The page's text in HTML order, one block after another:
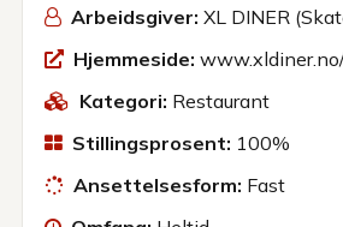
Arbeidsgiver: XL DINER
Hjemmeside:
Kategori: Restaurant
Stillingsprosent: 100%
Ansettelsesform: Fast